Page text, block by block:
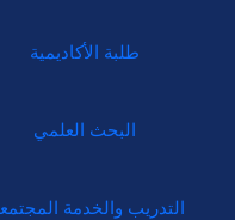
طلبة الأكاديمية
البحث العلمي
التدريب والخدمة